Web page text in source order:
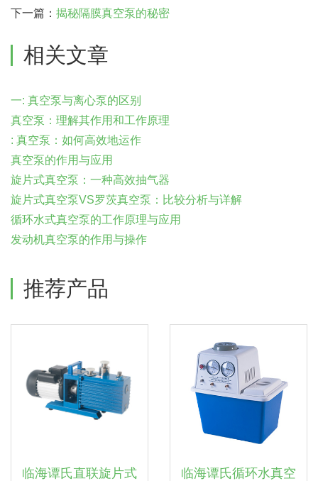
下一篇： 揭秘隔膜真空泵的秘密
相关文章
一: 真空泵与离心泵的区别
真空泵：理解其作用和工作原理
: 真空泵：如何高效地运作
真空泵的作用与应用
旋片式真空泵：一种高效抽气器
旋片式真空泵VS罗茨真空泵：比较分析与详解
循环水式真空泵的工作原理与应用
发动机真空泵的作用与操作
推荐产品
临海谭氏直联旋片式
临海谭氏循环水真空